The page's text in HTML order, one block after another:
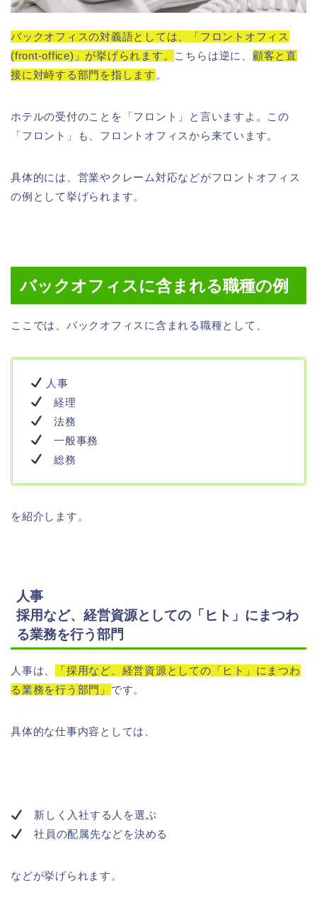
バックオフィスの対義語としては、「フロントオフィス
(front-office)」が挙げられます。 こちらは逆に、 顧客と直
接に対峙する部門を指します 。
ホテルの受付のことを「フロント」と言いますよ。この
「フロント」も、フロントオフィスから来ています。
具体的には、営業やクレーム対応などがフロントオフィス
の例として挙げられます。
バックオフィスに含まれる職種の例
ここでは、バックオフィスに含まれる職種として、
人事
経理
法務
一般事務
総務
を紹介します。
人事
採用など、経営資源としての「ヒト」にまつわ
る業務を行う部門
人事は、
「採用など、経営資源としての「ヒト」にまつわ
る業務を行う部門」 です。
具体的な仕事内容としては、
新しく入社する人を選ぶ
社員の配属先などを決める
などが挙げられます。